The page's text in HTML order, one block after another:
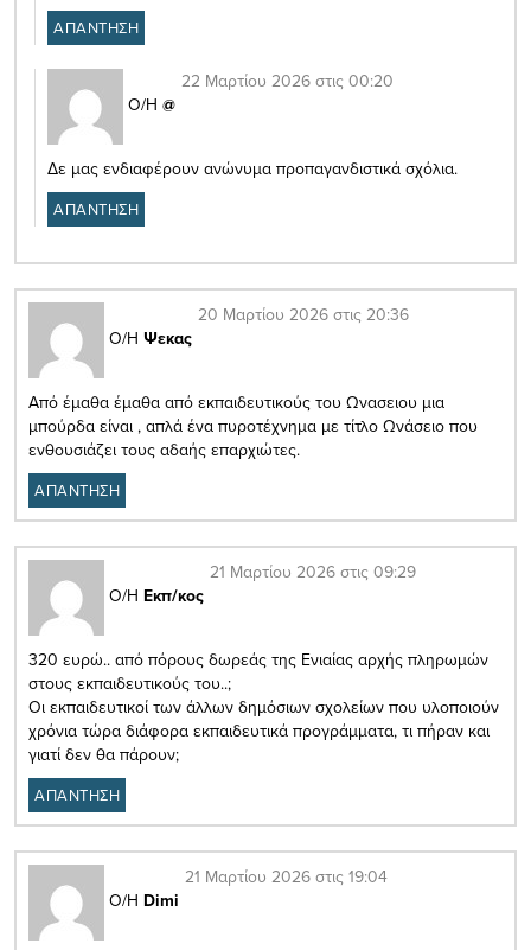
ΑΠΑΝΤΗΣΗ
Ο/Η @
22 Μαρτίου 2026 στις 00:20
Δε μας ενδιαφέρουν ανώνυμα προπαγανδιστικά σχόλια.
ΑΠΑΝΤΗΣΗ
Ο/Η Ψεκας
20 Μαρτίου 2026 στις 20:36
Από έμαθα έμαθα από εκπαιδευτικούς του Ωνασειου μια
μπούρδα είναι , απλά ένα πυροτέχνημα με τίτλο Ωνάσειο που
ενθουσιάζει τους αδαής επαρχιώτες.
ΑΠΑΝΤΗΣΗ
Ο/Η Εκπ/κος
21 Μαρτίου 2026 στις 09:29
320 ευρώ.. από πόρους δωρεάς της Ενιαίας αρχής πληρωμών
στους εκπαιδευτικούς του..;
Οι εκπαιδευτικοί των άλλων δημόσιων σχολείων που υλοποιούν
χρόνια τώρα διάφορα εκπαιδευτικά προγράμματα, τι πήραν και
γιατί δεν θα πάρουν;
ΑΠΑΝΤΗΣΗ
Ο/Η Dimi
21 Μαρτίου 2026 στις 19:04